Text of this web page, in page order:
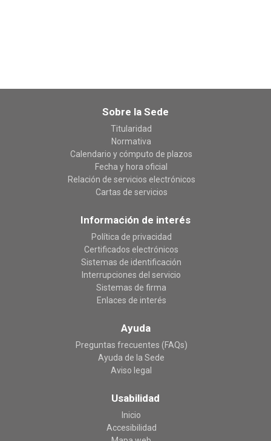
Sobre la Sede
Titularidad
Normativa
Calendario y cómputo de plazos
Fecha y hora oficial
Relación de servicios electrónicos
Cartas de servicios
Información de interés
Política de privacidad
Certificados electrónicos
Sistemas de identificación
Interrupciones del servicio
Sistemas de firma
Enlaces de interés
Ayuda
Preguntas frecuentes (FAQs)
Ayuda de la Sede
Aviso legal
Usabilidad
Inicio
Accesibilidad